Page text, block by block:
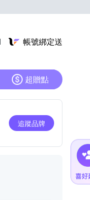
帳號綁定送
超贈點
追蹤品牌